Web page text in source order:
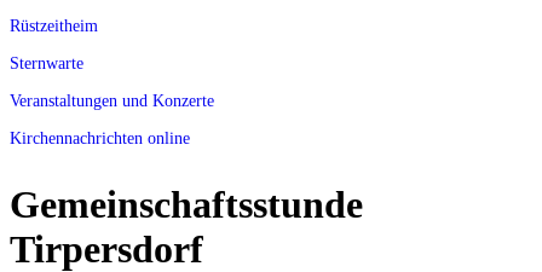
Rüstzeitheim
Sternwarte
Veranstaltungen und Konzerte
Kirchennachrichten online
Gemeinschaftsstunde
Tirpersdorf